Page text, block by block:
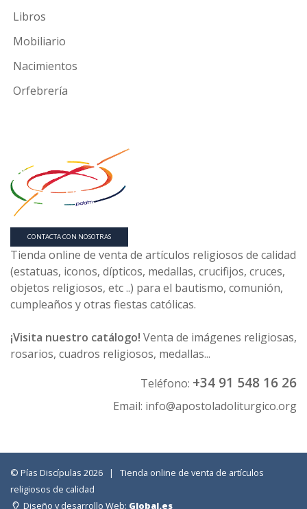
Libros
Mobiliario
Nacimientos
Orfebrería
CONTACTA CON NOSOTRAS
Tienda online de venta de artículos religiosos de calidad
(estatuas, iconos, dípticos, medallas, crucifijos, cruces,
objetos religiosos, etc ..) para el bautismo, comunión,
cumpleaños y otras fiestas católicas.
¡Visita nuestro catálogo! Venta de imágenes religiosas,
rosarios, cuadros religiosos, medallas...
Teléfono: +34 91 548 16 26
Email: info@apostoladoliturgico.org
© Pías Discípulas 2026 | Tienda online de venta de artículos
religiosos de calidad
Diseño y desarrollo Web: Global.es